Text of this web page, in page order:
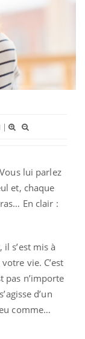
|
lui parlez
et, chaque
En clair :
s’est mis à
vie. C’est
pas n’importe
d’un
comme…